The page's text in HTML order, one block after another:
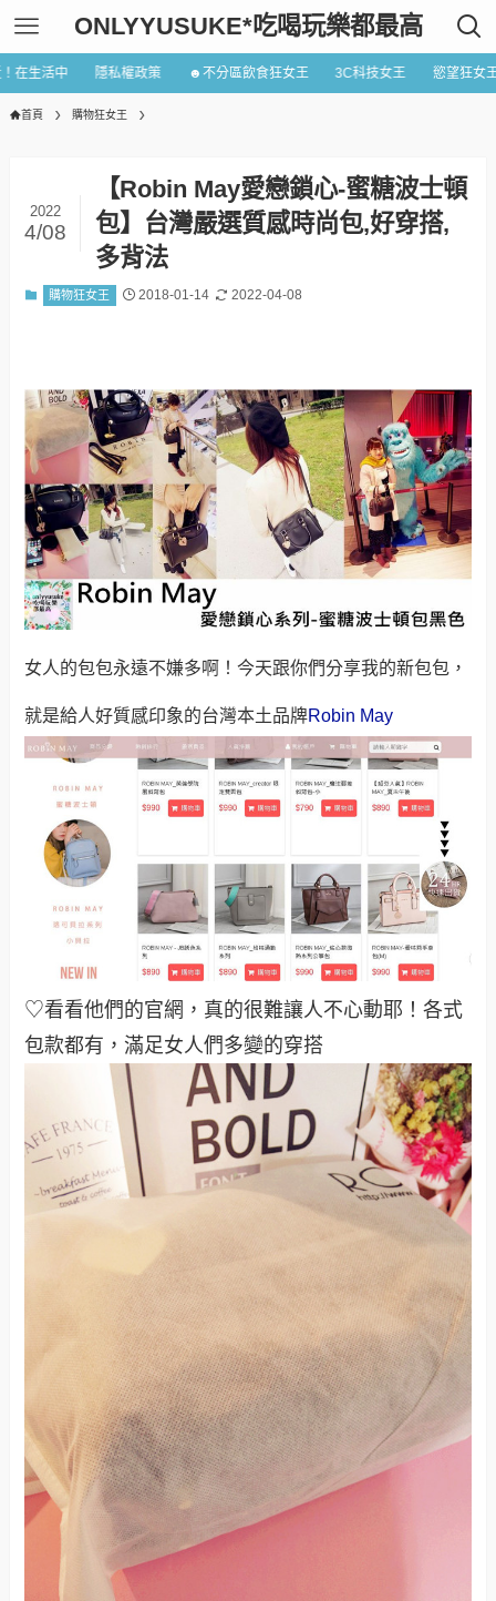
ONLYYUSUKE*吃喝玩樂都最高
在生活中 隱私權政策 ☻不分區飲食狂女王 3C科技女王 慾望狂女
首頁 購物狂女王
【Robin May愛戀鎖心-蜜糖波士頓
包】台灣嚴選質感時尚包,好穿搭,
多背法
2022
4/08
購物狂女王 2018-01-14 2022-04-08
女人的包包永遠不嫌多啊！今天跟你們分享我的新包包，
就是給人好質感印象的台灣本土品牌Robin May
♡看看他們的官網，真的很難讓人不心動耶！各式
包款都有，滿足女人們多變的穿搭